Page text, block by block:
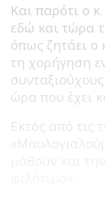
Και παρότι ο
εδώ και τώρα
όπως ζητάει ο
τη χορήγηση
ώρα που έχει
Εκτός από τις